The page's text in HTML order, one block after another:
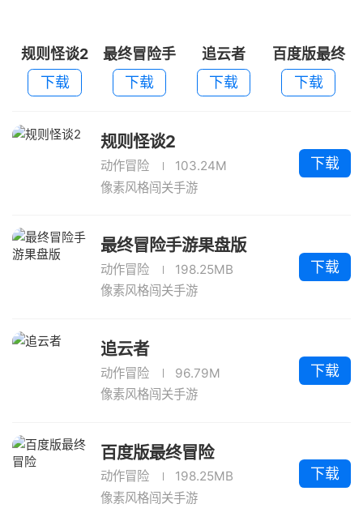
规则怪谈2
下载
最终冒险手
游果盘版
下载
追云者
下载
百度版最终
冒险
下载
规则怪谈2
动作冒险
103.24M
像素风格闯关手游
下载
最终冒险手游果盘版
动作冒险
198.25MB
像素风格闯关手游
下载
追云者
动作冒险
96.79M
像素风格闯关手游
下载
百度版最终冒险
动作冒险
198.25MB
像素风格闯关手游
下载